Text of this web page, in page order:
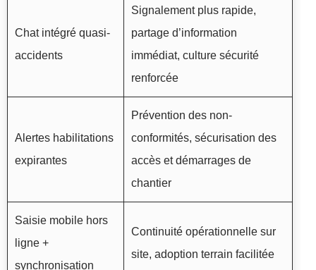
Chat intégré quasi-
accidents
Signalement plus rapide,
partage d’information
immédiat, culture sécurité
renforcée
Alertes habilitations
expirantes
Prévention des non-
conformités, sécurisation des
accès et démarrages de
chantier
Saisie mobile hors
ligne +
synchronisation
Continuité opérationnelle sur
site, adoption terrain facilitée